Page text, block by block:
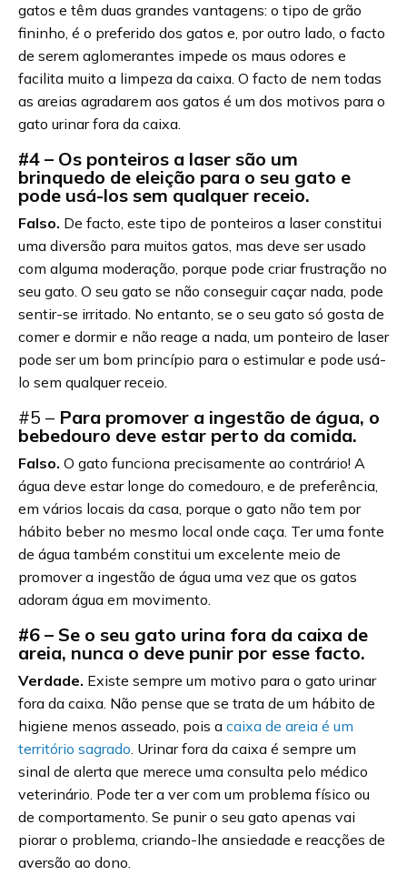
gatos e têm duas grandes vantagens: o tipo de grão
fininho, é o preferido dos gatos e, por outro lado, o facto
de serem aglomerantes impede os maus odores e
facilita muito a limpeza da caixa. O facto de nem todas
as areias agradarem aos gatos é um dos motivos para o
gato urinar fora da caixa.
#4 – Os ponteiros a laser são um
brinquedo de eleição para o seu gato e
pode usá-los sem qualquer receio.
Falso. De facto, este tipo de ponteiros a laser constitui
uma diversão para muitos gatos, mas deve ser usado
com alguma moderação, porque pode criar frustração no
seu gato. O seu gato se não conseguir caçar nada, pode
sentir-se irritado. No entanto, se o seu gato só gosta de
comer e dormir e não reage a nada, um ponteiro de laser
pode ser um bom princípio para o estimular e pode usá-
lo sem qualquer receio.
#5 – Para promover a ingestão de água, o
bebedouro deve estar perto da comida.
Falso. O gato funciona precisamente ao contrário! A
água deve estar longe do comedouro, e de preferência,
em vários locais da casa, porque o gato não tem por
hábito beber no mesmo local onde caça. Ter uma fonte
de água também constitui um excelente meio de
promover a ingestão de água uma vez que os gatos
adoram água em movimento.
#6 – Se o seu gato urina fora da caixa de
areia, nunca o deve punir por esse facto.
Verdade. Existe sempre um motivo para o gato urinar
fora da caixa. Não pense que se trata de um hábito de
higiene menos asseado, pois a caixa de areia é um
território sagrado. Urinar fora da caixa é sempre um
sinal de alerta que merece uma consulta pelo médico
veterinário. Pode ter a ver com um problema físico ou
de comportamento. Se punir o seu gato apenas vai
piorar o problema, criando-lhe ansiedade e reacções de
aversão ao dono.